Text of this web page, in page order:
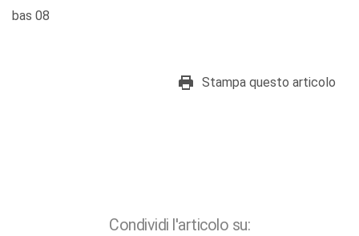
bas 08
Stampa questo articolo
Condividi l'articolo su: